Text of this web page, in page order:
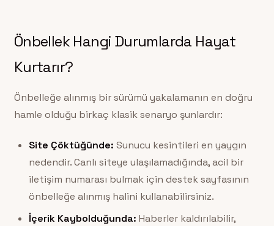
Önbellek Hangi Durumlarda Hayat
Kurtarır?
Önbelleğe alınmış bir sürümü yakalamanın en doğru
hamle olduğu birkaç klasik senaryo şunlardır:
Site Çöktüğünde: Sunucu kesintileri en yaygın
nedendir. Canlı siteye ulaşılamadığında, acil bir
iletişim numarası bulmak için destek sayfasının
önbelleğe alınmış halini kullanabilirsiniz.
İçerik Kaybolduğunda: Haberler kaldırılabilir,